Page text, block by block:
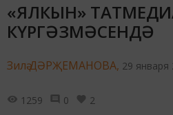
«ЯЛКЫН»
КҮРГӘЗМӘСЕНДӘ
Зилә ДӘРҖЕМАНОВА, 29 января
1259 0 2